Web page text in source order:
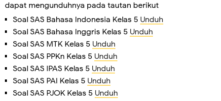
dapat mengunduhnya pada tautan berikut
Soal SAS Bahasa Indonesia Kelas 5 Unduh
Soal SAS Bahasa Inggris Kelas 5 Unduh
Soal SAS MTK Kelas 5 Unduh
Soal SAS PPKn Kelas 5 Unduh
Soal SAS IPAS Kelas 5 Unduh
Soal SAS PAI Kelas 5 Unduh
Soal SAS PJOK Kelas 5 Unduh